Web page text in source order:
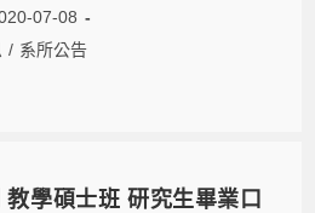
07-08
/ 系所公告
學碩士班 研究生畢業口